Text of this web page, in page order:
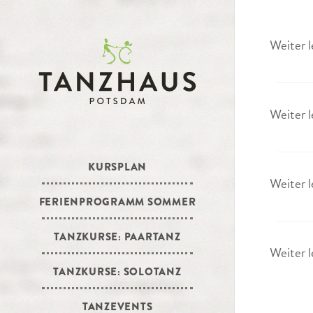
KURSPLAN
FERIENPROGRAMM SOMMER
TANZKURSE: PAARTANZ
TANZKURSE: SOLOTANZ
TANZEVENTS
Weiter
Weiter
Weiter
Weiter